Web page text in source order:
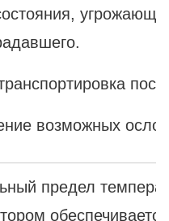
возможных
предел